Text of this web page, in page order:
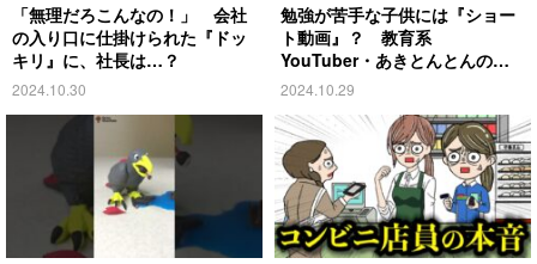
「無理だろこんなの！」 会社
の入り口に仕掛けられた『ドッ
キリ』に、社長は…？
2024.10.30
勉強が苦手な子供には『ショー
ト動画』？ 教育系
YouTuber・あきとんとんの戦
略とは
2024.10.29